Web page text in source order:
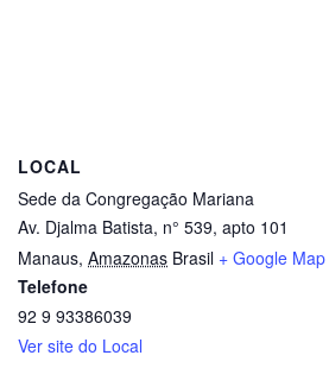
LOCAL
Sede da Congregação Mariana
Av. Djalma Batista, n° 539, apto 101
Manaus, Amazonas Brasil + Google Map
Telefone
92 9 93386039
Ver site do Local